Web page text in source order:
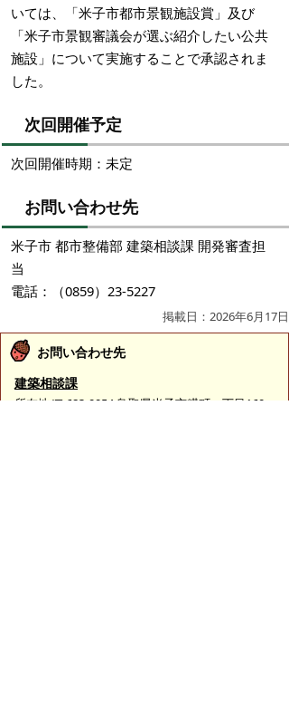
いては、「米子市都市景観施設賞」及び
「米子市景観審議会が選ぶ紹介したい公共
施設」について実施することで承認されま
した。
次回開催予定
次回開催時期：未定
お問い合わせ先
米子市 都市整備部 建築相談課 開発審査担
当
電話：（0859）23-5227
掲載日：2026年6月17日
お問い合わせ先
建築相談課
所在地/〒683-0054 鳥取県米子市糀町一丁目160